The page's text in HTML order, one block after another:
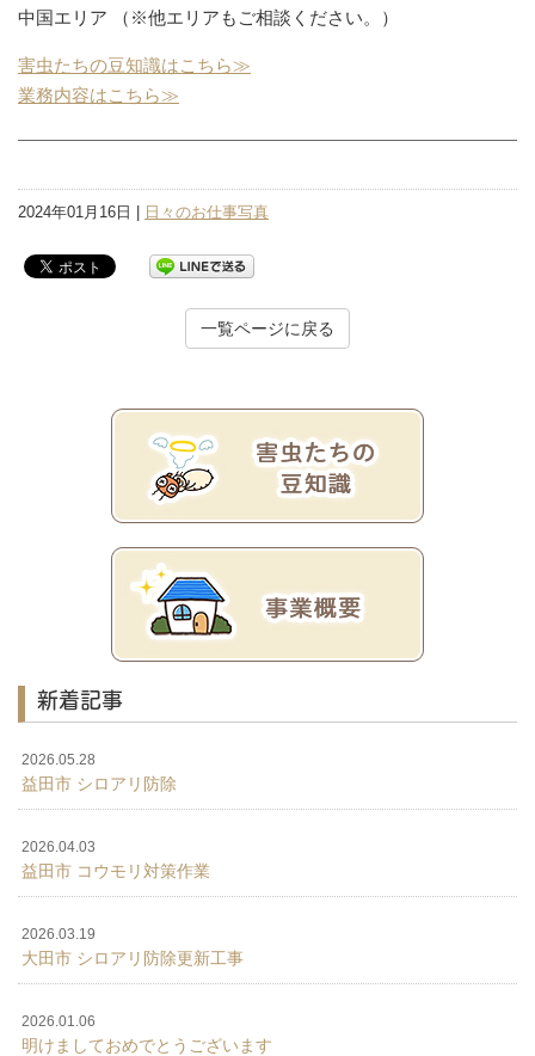
中国エリア （※他エリアもご相談ください。）
害虫たちの豆知識はこちら≫
業務内容はこちら≫
2024年01月16日 | 日々のお仕事写真
一覧ページに戻る
新着記事
2026.05.28
益田市 シロアリ防除
2026.04.03
益田市 コウモリ対策作業
2026.03.19
大田市 シロアリ防除更新工事
2026.01.06
明けましておめでとうございます